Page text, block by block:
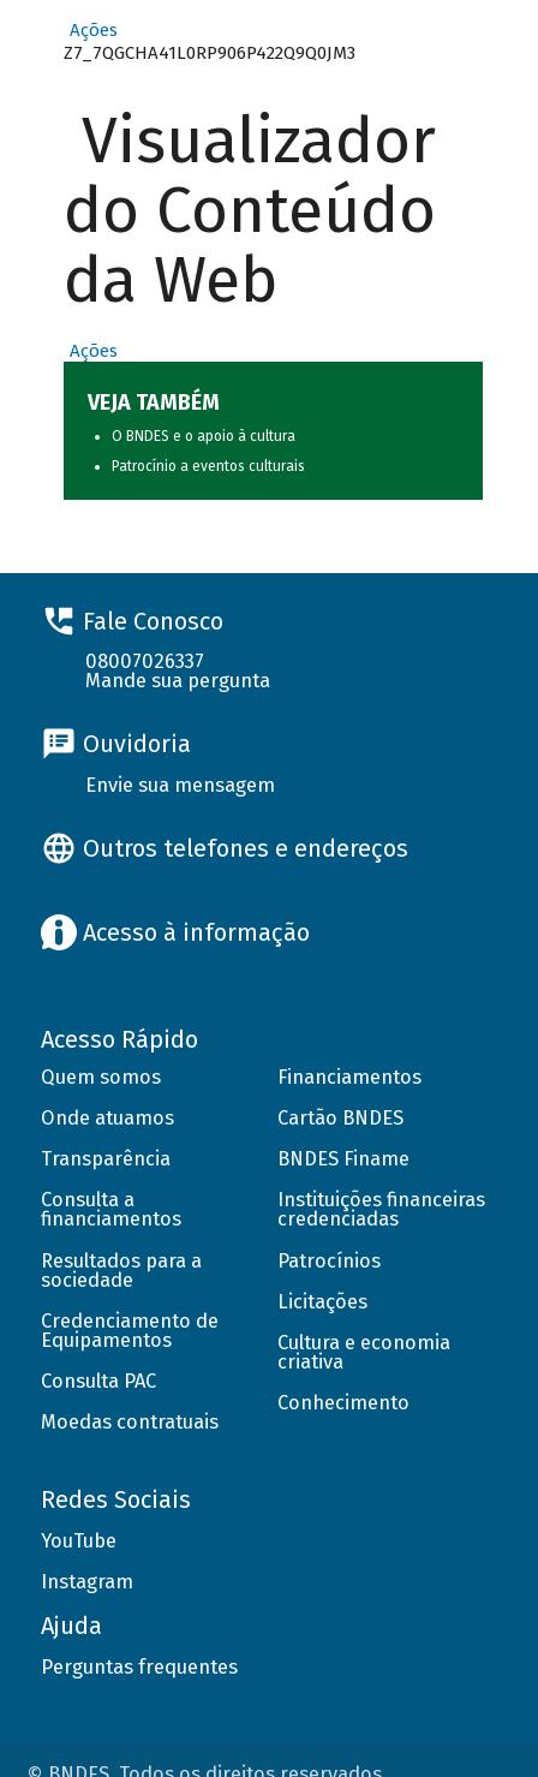
Ações
Z7_7QGCHA41L0RP906P422Q9Q0JM3
Visualizador
do Conteúdo
da Web
Ações
VEJA TAMBÉM
O BNDES e o apoio à cultura
Patrocínio a eventos culturais
Fale Conosco
08007026337
Mande sua pergunta
Ouvidoria
Envie sua mensagem
Outros telefones e endereços
Acesso à informação
Acesso Rápido
Quem somos
Onde atuamos
Transparência
Consulta a
financiamentos
Resultados para a
sociedade
Credenciamento de
Equipamentos
Consulta PAC
Moedas contratuais
Financiamentos
Cartão BNDES
BNDES Finame
Instituições financeiras
credenciadas
Patrocínios
Licitações
Cultura e economia
criativa
Conhecimento
Redes Sociais
YouTube
Instagram
Ajuda
Perguntas frequentes